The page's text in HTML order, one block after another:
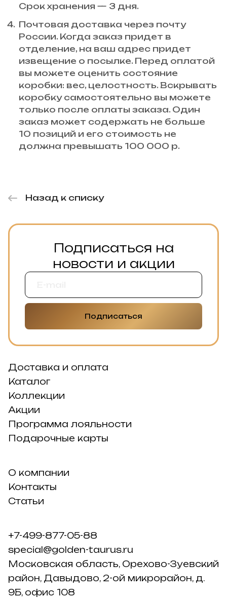
Срок хранения — 3 дня.
Почтовая доставка через почту
России. Когда заказ придет в
отделение, на ваш адрес придет
извещение о посылке. Перед оплатой
вы можете оценить состояние
коробки: вес, целостность. Вскрывать
коробку самостоятельно вы можете
только после оплаты заказа. Один
заказ может содержать не больше
10 позиций и его стоимость не
должна превышать 100 000 р.
Назад к списку
Подписаться на
новости и акции
Подписаться
Доставка и оплата
Каталог
Коллекции
Акции
Программа лояльности
Подарочные карты
О компании
Контакты
Статьи
+7-499-877-05-88
special@golden-taurus.ru
Московская область, Орехово-Зуевский
район, Давыдово, 2-ой микрорайон, д.
9Б, офис 108